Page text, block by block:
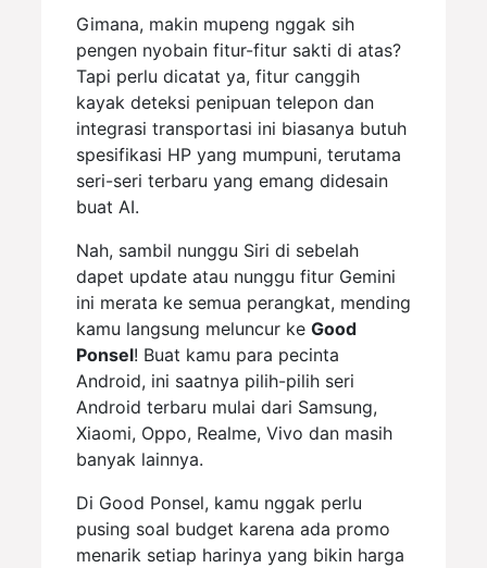
Gimana, makin mupeng nggak sih
pengen nyobain fitur-fitur sakti di atas?
Tapi perlu dicatat ya, fitur canggih
kayak deteksi penipuan telepon dan
integrasi transportasi ini biasanya butuh
spesifikasi HP yang mumpuni, terutama
seri-seri terbaru yang emang didesain
buat AI.
Nah, sambil nunggu Siri di sebelah
dapet update atau nunggu fitur Gemini
ini merata ke semua perangkat, mending
kamu langsung meluncur ke Good
Ponsel! Buat kamu para pecinta
Android, ini saatnya pilih-pilih seri
Android terbaru mulai dari Samsung,
Xiaomi, Oppo, Realme, Vivo dan masih
banyak lainnya.
Di Good Ponsel, kamu nggak perlu
pusing soal budget karena ada promo
menarik setiap harinya yang bikin harga